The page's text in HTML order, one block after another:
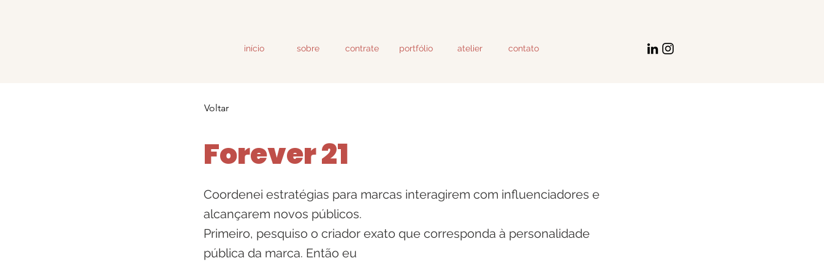
início sobre contrate portfólio atelier contato
Voltar
Forever 21
Coordenei estratégias para marcas interagirem com influenciadores e
alcançarem novos públicos.
Primeiro, pesquiso o criador exato que corresponda à personalidade
pública da marca. Então eu